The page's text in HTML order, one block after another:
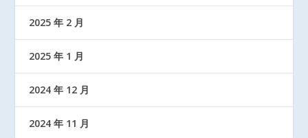
2025 年 2 月
2025 年 1 月
2024 年 12 月
2024 年 11 月